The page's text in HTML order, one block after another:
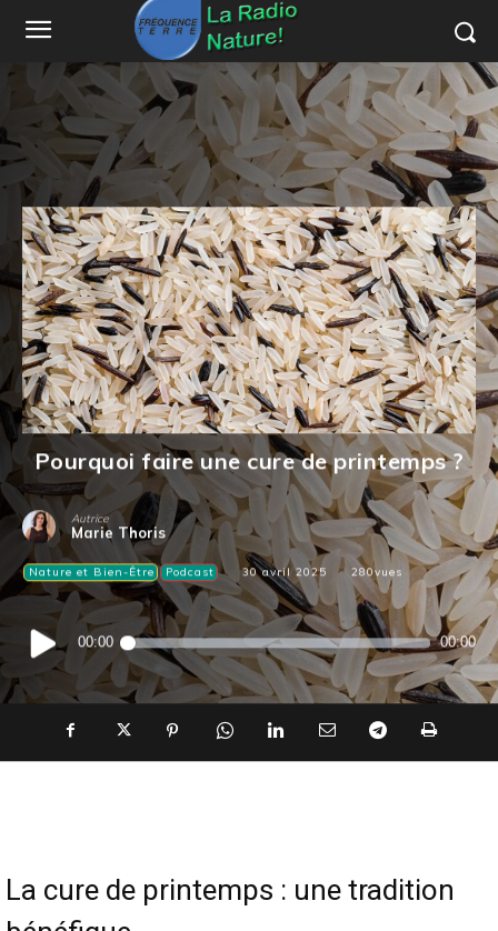
Pourquoi faire une cure de printemps ?
Autrice
Marie Thoris
Nature et Bien-Être Podcast 30 avril 2025 280vues
Lecteur
audio
00:00 00:00
La cure de printemps : une tradition